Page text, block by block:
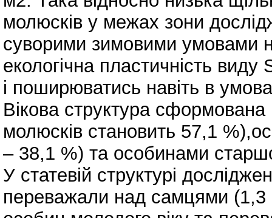
молюсків у межах зони
суворими зимовими умовами
екологічна пластичність
і поширюватись навіть в
Вікова структура сформована
молюсків становить 57,1
– 38,1 %) та особинами
У статевій структурі
переважали над самцями (1,3